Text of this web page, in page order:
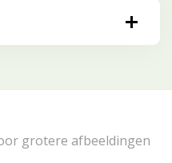
grotere afbeeldingen